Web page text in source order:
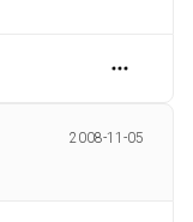
2008-11-05